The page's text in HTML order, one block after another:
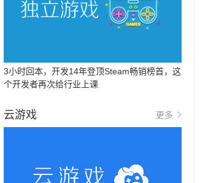
3小时回本，开发14年登顶Steam畅销榜首，这
个开发者再次给行业上课
云游戏 更多